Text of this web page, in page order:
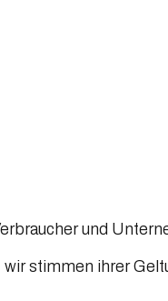
und
stimmen ihrer